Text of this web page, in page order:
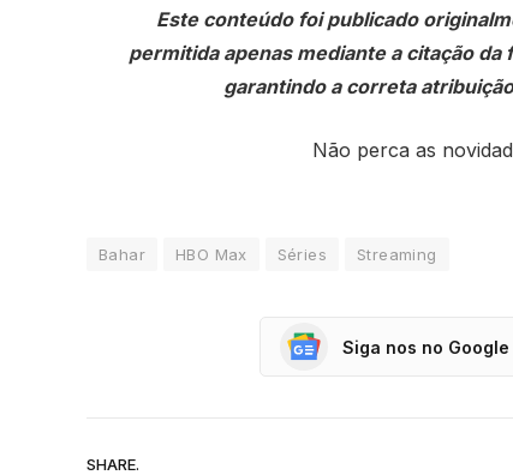
Este conteúdo foi publicado
permitida apenas mediante a citação
garantindo a correta
Não perca as
Bahar HBO Max Séries Streaming
Siga nos no Google
SHARE.